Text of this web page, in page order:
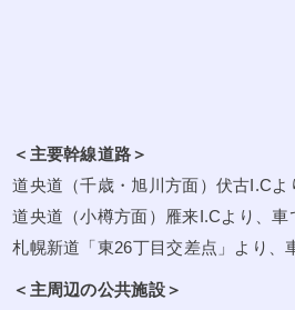
＜主要幹線道路＞
道央道（千歳・旭川方面）伏古I.Cよ
道央道（小樽方面）雁来I.Cより、車
札幌新道「東26丁目交差点」より、
＜主周辺の公共施設＞